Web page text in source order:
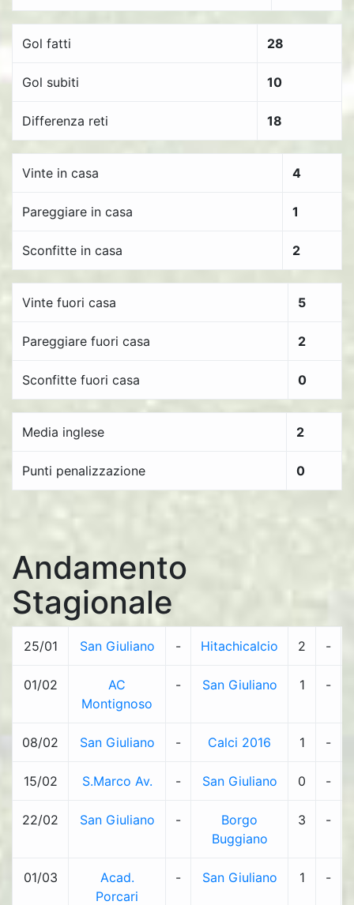
Gol fatti 28
Gol subiti 10
Differenza reti 18
Vinte in casa 4
Pareggiare in casa 1
Sconfitte in casa 2
Vinte fuori casa 5
Pareggiare fuori casa 2
Sconfitte fuori casa 0
Media inglese 2
Punti penalizzazione 0
Andamento
Stagionale
25/01 San Giuliano - Hitachicalcio 2 -
01/02
AC
Montignoso
- San Giuliano 1 -
08/02 San Giuliano - Calci 2016 1 -
15/02 S.Marco Av. - San Giuliano 0 -
22/02 San Giuliano -
Borgo
Buggiano
3 -
01/03
Acad.
Porcari
- San Giuliano 1 -